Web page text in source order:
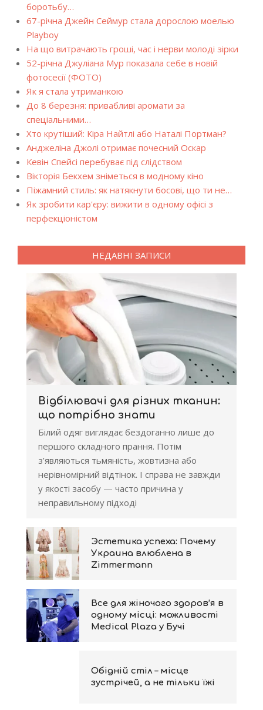
боротьбу…
67-річна Джейн Сеймур стала дорослою моелью
Playboy
На що витрачають гроші, час і нерви молоді зірки
52-річна Джуліана Мур показала себе в новій
фотосесії (ФОТО)
Як я стала утриманкою
До 8 березня: привабливі аромати за
спеціальними…
Хто крутіший: Кіра Найтлі або Наталі Портман?
Анджеліна Джолі отримає почесний Оскар
Кевін Спейсі перебуває під слідством
Вікторія Бекхем зніметься в модному кіно
Піжамний стиль: як натякнути босові, що ти не…
Як зробити кар'єру: вижити в одному офісі з
перфекціоністом
НЕДАВНІ ЗАПИСИ
Відбілювачі для різних тканин:
що потрібно знати
Білий одяг виглядає бездоганно лише до
першого складного прання. Потім
з’являються тьмяність, жовтизна або
нерівномірний відтінок. І справа не завжди
у якості засобу — часто причина у
неправильному підході
Эстетика успеха: Почему
Украина влюблена в
Zimmermann
Все для жіночого здоров’я в
одному місці: можливості
Medical Plaza у Бучі
Обідній стіл – місце
зустрічей, а не тільки їжі